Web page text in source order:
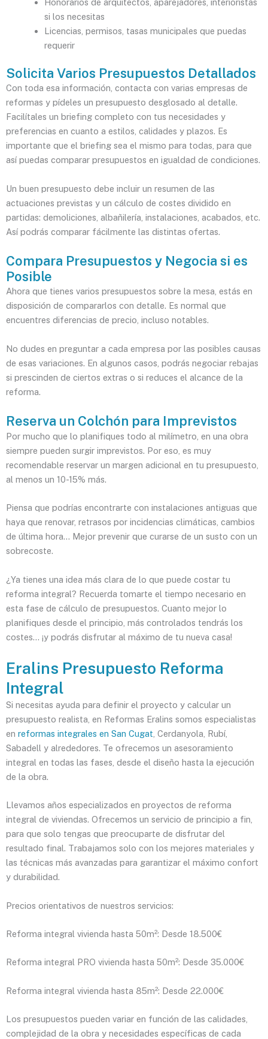
si los necesitas
Licencias, permisos, tasas municipales que puedas
requerir
Solicita Varios Presupuestos Detallados
Con toda esa información, contacta con varias empresas de
reformas y pídeles un presupuesto desglosado al detalle.
Facilítales un briefing completo con tus necesidades y
preferencias en cuanto a estilos, calidades y plazos. Es
importante que el briefing sea el mismo para todas, para que
así puedas comparar presupuestos en igualdad de condiciones.
Un buen presupuesto debe incluir un resumen de las
actuaciones previstas y un cálculo de costes dividido en
partidas: demoliciones, albañilería, instalaciones, acabados, etc.
Así podrás comparar fácilmente las distintas ofertas.
Compara Presupuestos y Negocia si es
Posible
Ahora que tienes varios presupuestos sobre la mesa, estás en
disposición de compararlos con detalle. Es normal que
encuentres diferencias de precio, incluso notables.
No dudes en preguntar a cada empresa por las posibles causas
de esas variaciones. En algunos casos, podrás negociar rebajas
si prescinden de ciertos extras o si reduces el alcance de la
reforma.
Reserva un Colchón para Imprevistos
Por mucho que lo planifiques todo al milímetro, en una obra
siempre pueden surgir imprevistos. Por eso, es muy
recomendable reservar un margen adicional en tu presupuesto,
al menos un 10-15% más.
Piensa que podrías encontrarte con instalaciones antiguas que
haya que renovar, retrasos por incidencias climáticas, cambios
de última hora… Mejor prevenir que curarse de un susto con un
sobrecoste.
¿Ya tienes una idea más clara de lo que puede costar tu
reforma integral? Recuerda tomarte el tiempo necesario en
esta fase de cálculo de presupuestos. Cuanto mejor lo
planifiques desde el principio, más controlados tendrás los
costes… ¡y podrás disfrutar al máximo de tu nueva casa!
Eralins Presupuesto Reforma
Integral
Si necesitas ayuda para definir el proyecto y calcular un
presupuesto realista, en Reformas Eralins somos especialistas
en reformas integrales en San Cugat , Cerdanyola, Rubí,
Sabadell y alrededores. Te ofrecemos un asesoramiento
integral en todas las fases, desde el diseño hasta la ejecución
de la obra.
Llevamos años especializados en proyectos de reforma
integral de viviendas. Ofrecemos un servicio de principio a fin,
para que solo tengas que preocuparte de disfrutar del
resultado final. Trabajamos solo con los mejores materiales y
las técnicas más avanzadas para garantizar el máximo confort
y durabilidad.
Precios orientativos de nuestros servicios:
Reforma integral vivienda hasta 50m²: Desde 18.500€
Reforma integral PRO vivienda hasta 50m²: Desde 35.000€
Reforma integral vivienda hasta 85m²: Desde 22.000€
Los presupuestos pueden variar en función de las calidades,
complejidad de la obra y necesidades específicas de cada